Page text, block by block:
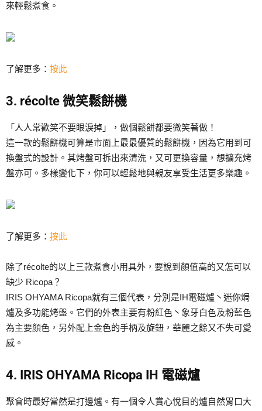
來輕鬆煮食。
了解更多： 按此
3. récolte 微笑鬆餅機
「人人常歡笑不要眼淚掉」，做個鬆餅都要微笑著做！
這一款的鬆餅機可算是市面上最最優質的鬆餅機，因為它用到可
換盤式的設計。其烤盤可拆出來清洗，又可更換容量，想擴充烤
盤亦可。多樣變化下，你可以輕鬆地與親友享受生活更多樂趣。
了解更多： 按此
除了récolte的以上三款煮食小用具外，要說到顏值高的又怎可以
缺少 Ricopa？
IRIS OHYAMA Ricopa就有三個代表，分別是IH電磁爐丶迷你焗
爐及多功能烤盤。它們的外表主要有粉紅色丶象牙白色及粉藍色
為主要顏色，另外配上金色的手柄及旋鈕，華麗之餘又不失可愛
感。
4. IRIS OHYAMA Ricopa IH 電磁爐
聚會時最好當然是打邊爐。有一個令人賞心悅目的爐自然胃口大